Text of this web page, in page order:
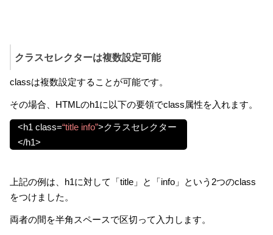
クラスセレクターは複数設定可能
classは複数設定することが可能です。
その場合、HTMLのh1に以下の要領でclass属性を入れます。
<h1 class=“title info”>クラスセレクター
</h1>
上記の例は、h1に対して「title」と「info」という2つのclass
をつけました。
両者の間を半角スペースで区切って入力します。